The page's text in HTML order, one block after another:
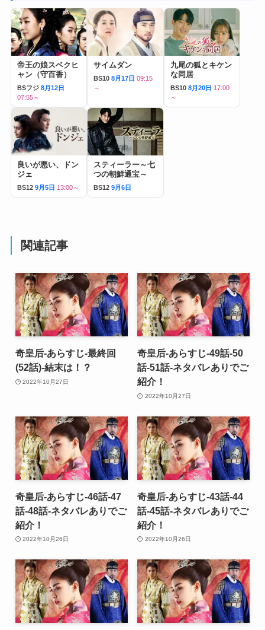
帝王の娘スベクヒ
ャン（守百香）
BSフジ 8月12日
07:55～
サイムダン
BS10 8月17日 09:15
～
九尾の狐とキケン
な同居
BS10 8月20日 17:00
～
良いが悪い、ドン
ジェ
BS12 9月5日 13:00～
スティーラー～七
つの朝鮮通宝～
BS12 9月6日
関連記事
奇皇后-あらすじ-最終回
(52話)-結末は！？
2022年10月27日
奇皇后-あらすじ-49話-50
話-51話-ネタバレありでご
紹介！
2022年10月27日
奇皇后-あらすじ-46話-47
話-48話-ネタバレありでご
紹介！
2022年10月26日
奇皇后-あらすじ-43話-44
話-45話-ネタバレありでご
紹介！
2022年10月26日